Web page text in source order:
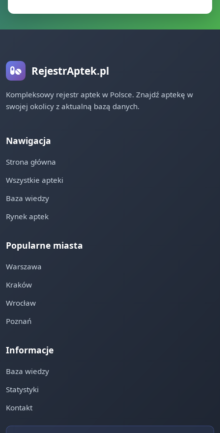
RejestrAptek.pl
Kompleksowy rejestr aptek w Polsce. Znajdź aptekę w
swojej okolicy z aktualną bazą danych.
Nawigacja
Strona główna
Wszystkie apteki
Baza wiedzy
Rynek aptek
Popularne miasta
Warszawa
Kraków
Wrocław
Poznań
Informacje
Baza wiedzy
Statystyki
Kontakt